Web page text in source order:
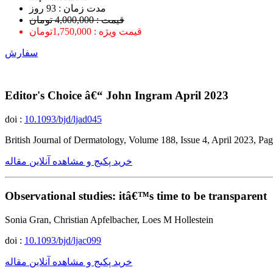
ﻣﺪﺕ ﺯﻣﺎﻥ : 93 ﺭﻭﺯ
قیمت : 4,000,000 تومان
قیمت ویژه : 1,750,000تومان
سفارش
Editor's Choice â€“ John Ingram April 2023
doi : 10.1093/bjd/ljad045
British Journal of Dermatology, Volume 188, Issue 4, April 2023,
خرید پکیج و مشاهده آنلاین مقاله
Observational studies: itâ€™s time to be transparent
Sonia Gran, Christian Apfelbacher, Loes M Hollestein
doi : 10.1093/bjd/ljac099
خرید پکیج و مشاهده آنلاین مقاله